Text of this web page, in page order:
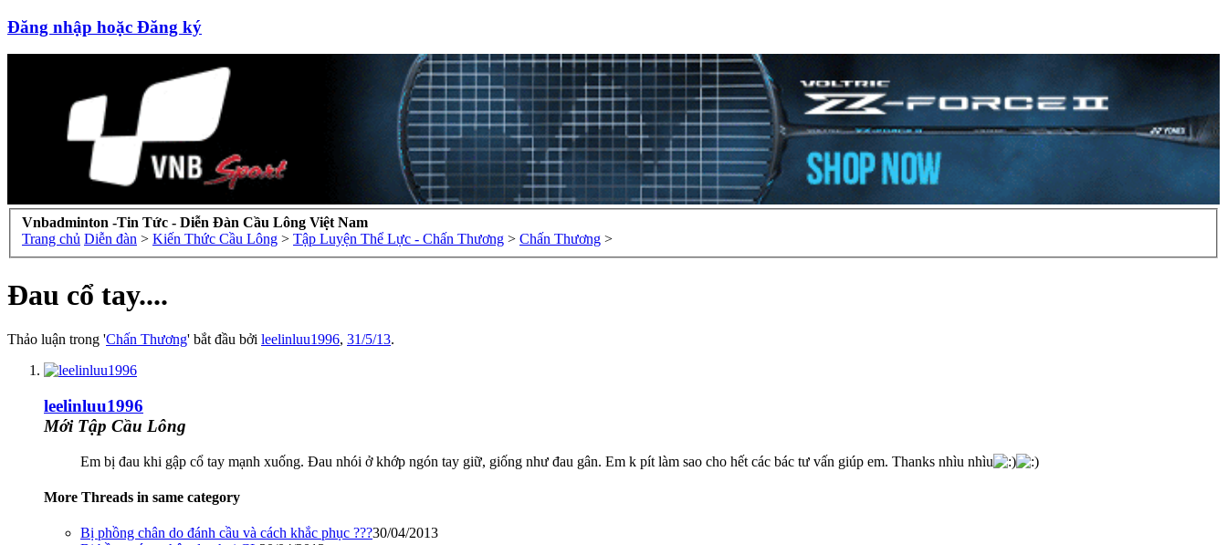
Đăng nhập hoặc Đăng ký
Vnbadminton -Tin Tức - Diễn Đàn Cầu Lông Việt Nam
Trang chủ Diễn đàn > Kiến Thức Cầu Lông > Tập Luyện Thể Lực - Chấn Thương > Chấn Thương >
Đau cổ tay....
Thảo luận trong 'Chấn Thương' bắt đầu bởi leelinluu1996, 31/5/13.
leelinluu1996
Mới Tập Cầu Lông
Em bị đau khi gập cổ tay mạnh xuống. Đau nhói ở khớp ngón tay giữ, giống như đau gân. Em k pít làm sao cho hết các bác tư vấn giúp em. Thanks nhìu nhìu
More Threads in same category
Bị phồng chân do đánh cầu và cách khắc phục ???30/04/2013